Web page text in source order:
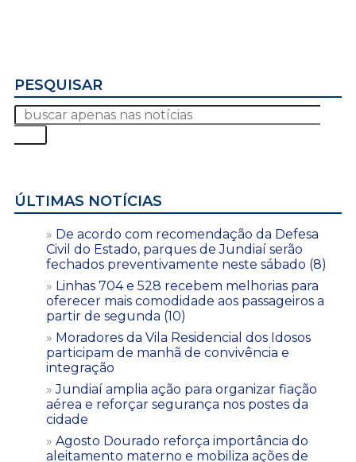
PESQUISAR
ÚLTIMAS NOTÍCIAS
De acordo com recomendação da Defesa
Civil do Estado, parques de Jundiaí serão
fechados preventivamente neste sábado (8)
Linhas 704 e 528 recebem melhorias para
oferecer mais comodidade aos passageiros a
partir de segunda (10)
Moradores da Vila Residencial dos Idosos
participam de manhã de convivência e
integração
Jundiaí amplia ação para organizar fiação
aérea e reforçar segurança nos postes da
cidade
Agosto Dourado reforça importância do
aleitamento materno e mobiliza ações de